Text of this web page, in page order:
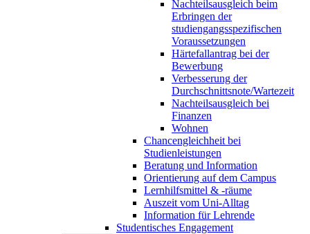
Nachteilsausgleich beim
Erbringen der
studiengangsspezifischen
Voraussetzungen
Härtefallantrag bei der
Bewerbung
Verbesserung der
Durchschnittsnote/Wartezeit
Nachteilsausgleich bei
Finanzen
Wohnen
Chancengleichheit bei
Studienleistungen
Beratung und Information
Orientierung auf dem Campus
Lernhilfsmittel & -räume
Auszeit vom Uni-Alltag
Information für Lehrende
Studentisches Engagement